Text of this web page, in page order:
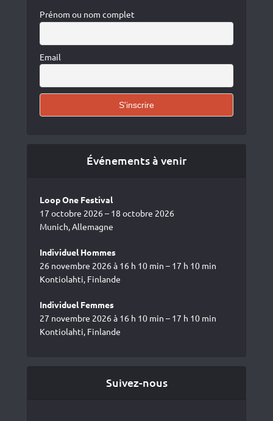
Prénom ou nom complet
Email
Événements à venir
Loop One Festival
17 octobre 2026 – 18 octobre 2026
Munich, Allemagne
Individuel Hommes
26 novembre 2026 à 16 h 10 min – 17 h 10 min
Kontiolahti, Finlande
Individuel Femmes
27 novembre 2026 à 16 h 10 min – 17 h 10 min
Kontiolahti, Finlande
Suivez-nous